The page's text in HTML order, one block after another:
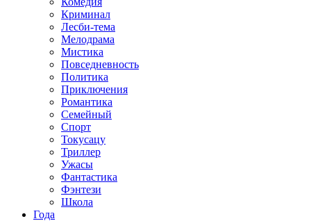
Криминал
Лесби-тема
Мелодрама
Мистика
Повседневность
Политика
Приключения
Романтика
Семейный
Спорт
Токусацу
Триллер
Ужасы
Фантастика
Фэнтези
Школа
Года